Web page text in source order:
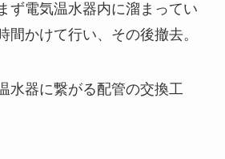
ず電気温水器内に溜まってい
間かけて行い、その後撤去。
水器に繋がる配管の交換工